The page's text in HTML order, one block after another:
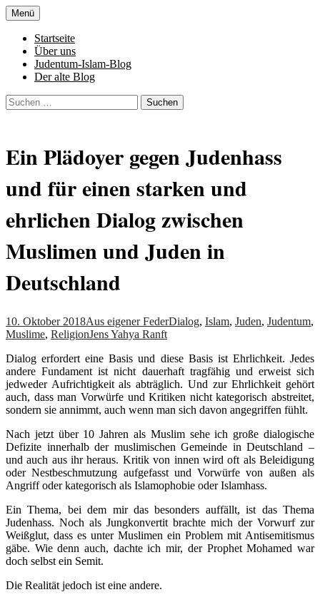
Zum
Inhalt
springen
Al-Adala.de
von allem
Menü
Startseite
Über uns
Judentum-Islam-Blog
Der alte Blog
Suchen
nach:
Ein Plädoyer gegen Judenhass
und für einen starken und
ehrlichen Dialog zwischen
Muslimen und Juden in
Deutschland
10. Oktober 2018Aus eigener FederDialog, Islam, Juden, Judentum,
Muslime, ReligionJens Yahya Ranft
Dialog erfordert eine Basis und diese Basis ist Ehrlichkeit. Jedes
andere Fundament ist nicht dauerhaft tragfähig und erweist sich
jedweder Aufrichtigkeit als abträglich. Und zur Ehrlichkeit gehört
auch, dass man Vorwürfe und Kritiken nicht kategorisch abstreitet,
sondern sie annimmt, auch wenn man sich davon angegriffen fühlt.
Nach jetzt über 10 Jahren als Muslim sehe ich große dialogische
Defizite innerhalb der muslimischen Gemeinde in Deutschland –
und auch aus ihr heraus. Kritik von innen wird oft als Beleidigung
oder Nestbeschmutzung aufgefasst und Vorwürfe von außen als
Angriff oder kategorisch als Islamophobie oder Islamhass.
Ein Thema, bei dem mir das besonders auffällt, ist das Thema
Judenhass. Noch als Jungkonvertit brachte mich der Vorwurf zur
Weißglut, dass es unter Muslimen ein Problem mit Antisemitismus
gäbe. Wie denn auch, dachte ich mir, der Prophet Mohamed war
doch selbst ein Semit.
Die Realität jedoch ist eine andere.